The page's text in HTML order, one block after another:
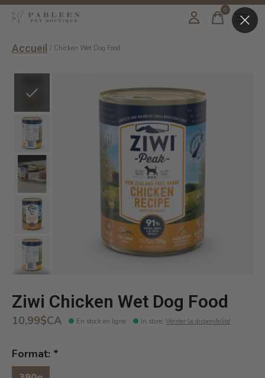
0items
Accueil / Chicken Wet Dog Food
Ziwi Chicken Wet Dog Food
10,99$CA En stock en ligne In store:Vérifier la disponibilité
Format: *